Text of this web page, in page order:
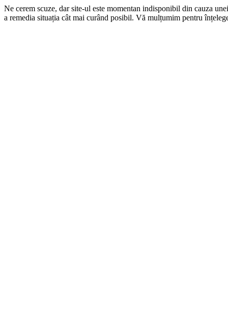
Ne cerem scuze, dar site-ul este momentan indisponibil din cauza
a remedia situația cât mai curând posibil. Vă mulțumim pentru